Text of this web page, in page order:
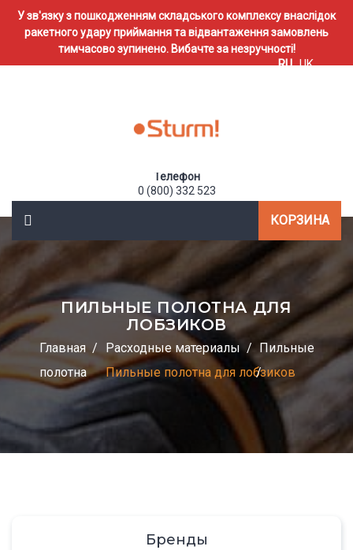
У зв'язку з пошкодженням складського комплексу внаслідок
ракетного удару приймання та відвантаження замовлень
тимчасово зупинено. Вибачте за незручності!
Телефон
0 (800) 332 523
КОРЗИНА
ПИЛЬНЫЕ ПОЛОТНА ДЛЯ
ЛОБЗИКОВ
Главная Расходные материалы
Пильные
полотна
Пильные полотна для лобзиков
Бренды
RU UK